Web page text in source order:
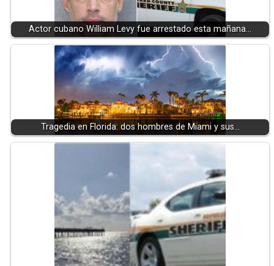
Actor cubano William Levy fue arrestado esta mañana…
Tragedia en Florida: dos hombres de Miami y sus…